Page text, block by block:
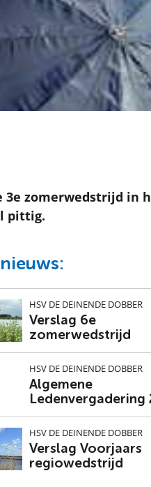
3e zomerwedstrijd in
pittig.
HSV DE DEINENDE DOBBER
Verslag 6e
zomerwedstrijd
HSV DE DEINENDE DOBBER
Algemene
Ledenvergadering
HSV DE DEINENDE DOBBER
Verslag Voorjaars
regiowedstrijd